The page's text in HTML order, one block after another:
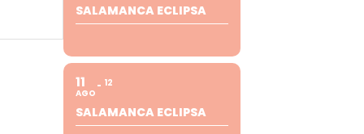
SALAMANCA ECLIPSA
11
AGO
12
SALAMANCA ECLIPSA